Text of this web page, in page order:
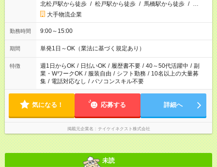
北松戸駅から徒歩 / 松戸駅から徒歩 / 馬橋駅から徒歩 / …
大手物流企業
勤務時間 9:00～15:00
期間 単発1日～OK（業法に基づく規定あり）
特徴 週1日からOK / 日払いOK / 履歴書不要 / 40～50代活躍中 / 副
業・WワークOK / 服装自由 / シフト勤務 / 10名以上の大量募
集 / 電話対応なし / パソコンスキル不要
気になる！ 応募する 詳細へ
掲載元企業名 テイケイネクスト株式会社
未読